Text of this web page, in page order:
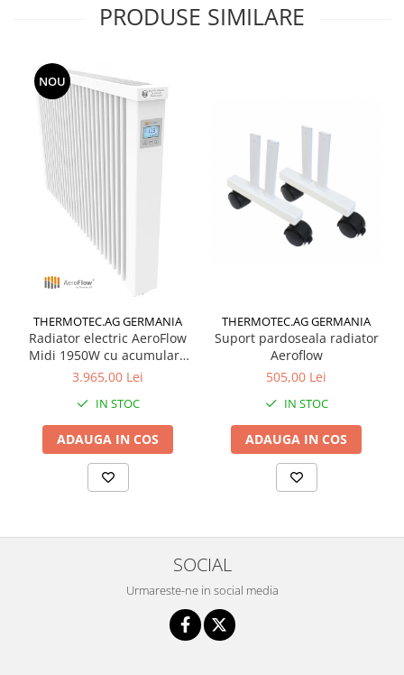
PRODUSE SIMILARE
NOU
THERMOTEC.AG GERMANIA
Radiator electric AeroFlow
Midi 1950W cu acumulare
de caldura pentru camere
3.965,00 Lei
IN STOC
ADAUGA IN COS
THERMOTEC.AG GERMANIA
Suport pardoseala radiator
Aeroflow
505,00 Lei
IN STOC
ADAUGA IN COS
SOCIAL
Urmareste-ne in social media